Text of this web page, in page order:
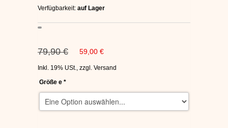
C1RCA SKATERSCHUHE
SUPRA SCHUHE
FALLEN SKATERSCHUHE
Verfügbarkeit: auf Lager
79,90 € 59,00 €
Inkl. 19% USt., zzgl. Versand
Größe e *